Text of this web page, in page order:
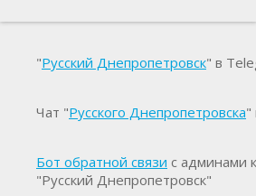
"Русский Днепропетровск" в
Чат "Русского Днепропетровска"
Бот обратной связи с админами
"Русский Днепропетровск"